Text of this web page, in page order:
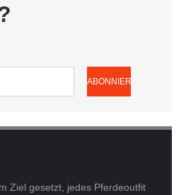
Ziel gesetzt, jedes Pferdeoutfit